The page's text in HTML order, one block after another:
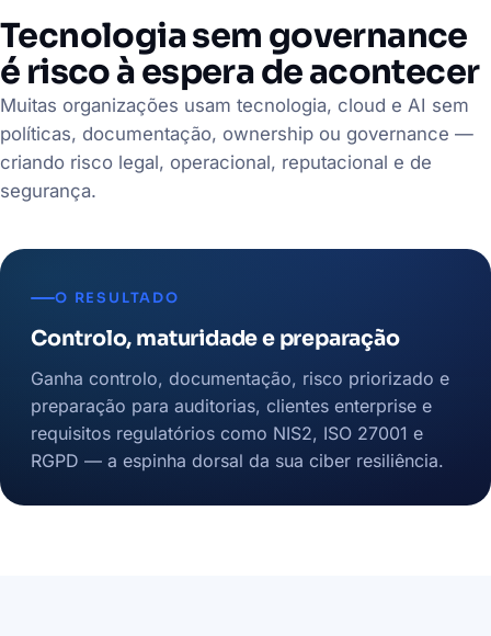
Tecnologia sem governance
é risco à espera de acontecer
Muitas organizações usam tecnologia, cloud e AI sem
políticas, documentação, ownership ou governance —
criando risco legal, operacional, reputacional e de
segurança.
O RESULTADO
Controlo, maturidade e preparação
Ganha controlo, documentação, risco priorizado e
preparação para auditorias, clientes enterprise e
requisitos regulatórios como NIS2, ISO 27001 e
RGPD — a espinha dorsal da sua ciber resiliência.